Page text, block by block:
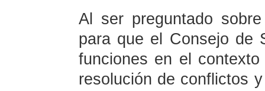
Al ser preguntado
para que el Consejo de
funciones en el
resolución de conflictos